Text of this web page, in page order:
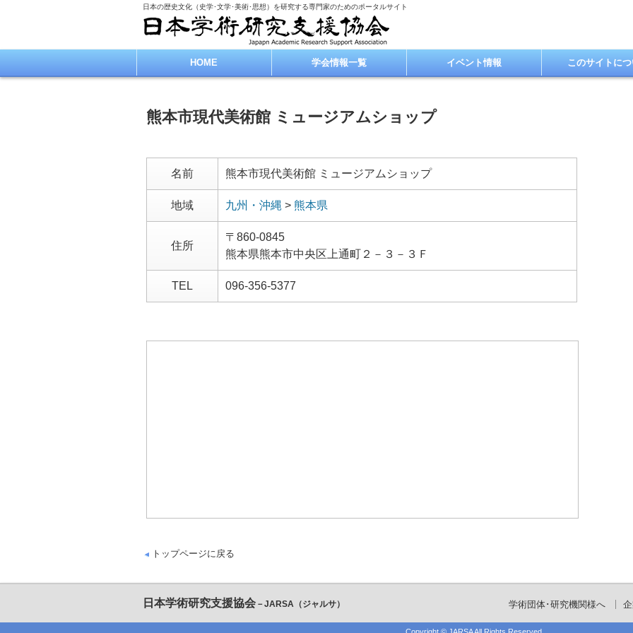
日本の歴史文化（史学･文学･美術･思想）を研究する専門家のためのポータルサイト
HOME 学会情報一覧 イベント情報 このサイトに
熊本市現代美術館 ミュージアムショップ
名前 熊本市現代美術館 ミュージアムショップ
地域 九州・沖縄 > 熊本県
住所
〒860-0845
熊本県熊本市中央区上通町２－３－３Ｆ
TEL 096-356-5377
トップページに戻る
日本学術研究支援協会 －JARSA（ジャルサ） 学術団体･研究機関様へ